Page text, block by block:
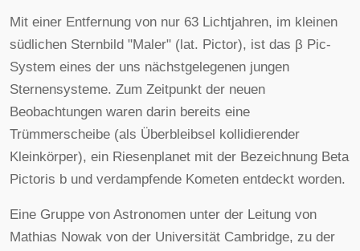
Mit einer Entfernung von nur 63 Lichtjahren, im kleinen
südlichen Sternbild "Maler" (lat. Pictor), ist das β Pic-
System eines der uns nächstgelegenen jungen
Sternensysteme. Zum Zeitpunkt der neuen
Beobachtungen waren darin bereits eine
Trümmerscheibe (als Überbleibsel kollidierender
Kleinkörper), ein Riesenplanet mit der Bezeichnung Beta
Pictoris b und verdampfende Kometen entdeckt worden.
Eine Gruppe von Astronomen unter der Leitung von
Mathias Nowak von der Universität Cambridge, zu der